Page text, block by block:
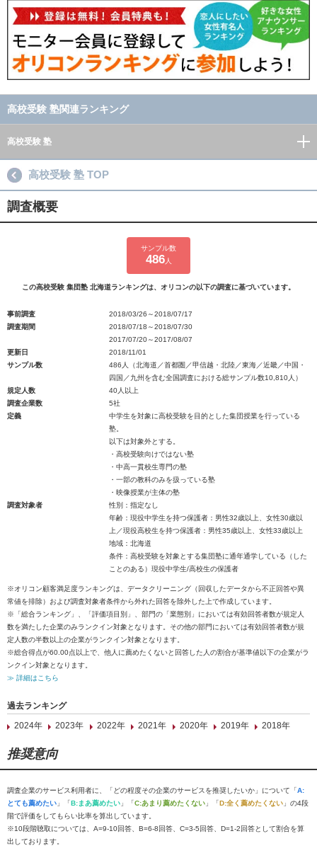
高校受験 塾関連ランキング
高校受験 塾
高校受験 塾 TOP
調査概要
サンプル数
486人
この高校受験 集団塾 北海道ランキングは、オリコンの以下の調査に基づいています。
事前調査
2018/03/26～2018/07/17
調査期間
2018/07/18～2018/07/30
2017/07/20～2017/08/07
更新日
2018/11/01
サンプル数
486人（北海道／首都圏／甲信越・北陸／東海／近畿／中国・
四国／九州を含む全国調査における総サンプル数10,810人）
規定人数
40人以上
調査企業数
5社
定義
中学生を対象に高校受験を目的とした集団授業を行っている
塾。
以下は対象外とする。
・高校受験向けではない塾
・中高一貫校生専門の塾
・一部の教科のみを扱っている塾
・映像授業が主体の塾
調査対象者
性別：指定なし
年齢：現役中学生を持つ保護者：男性32歳以上、女性30歳以
上／現役高校生を持つ保護者：男性35歳以上、女性33歳以上
地域：北海道
条件：高校受験を対象とする集団塾に通年通学している（した
ことのある）現役中学生/高校生の保護者
※オリコン顧客満足度ランキングは、データクリーニング（回収したデータから不正回答や異
常値を排除）および調査対象者条件から外れた回答を除外した上で作成しています。
※「総合ランキング」、「評価項目別」、部門の「業態別」においては有効回答者数が規定人
数を満たした企業のみランクイン対象となります。その他の部門においては有効回答者数が規
定人数の半数以上の企業がランクイン対象となります。
※総合得点が60.00点以上で、他人に薦めたくないと回答した人の割合が基準値以下の企業がラ
ンクイン対象となります。
≫ 詳細はこちら
過去ランキング
2024年
2023年 2022年 2021年 2020年 2019年 2018年
推奨意向
調査企業のサービス利用者に、「どの程度その企業のサービスを推奨したいか」について「A:
とても薦めたい 」「B:まあ薦めたい 」「C:あまり薦めたくない 」「D:全く薦めたくない 」の4段
階で評価をしてもらい比率を算出しています。
※10段階聴取については、A=9-10回答、B=6-8回答、C=3-5回答、D=1-2回答として割合を算
出しております。